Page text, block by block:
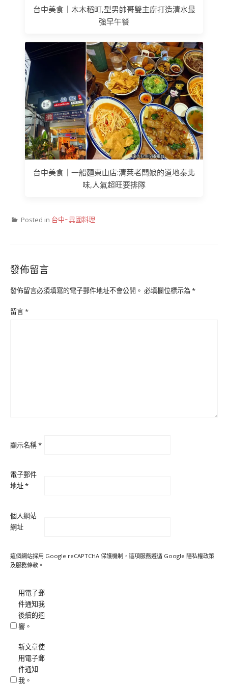
台中美食｜木木稻町,型男帥哥雙主廚打造清水最
強早午餐
台中美食｜一船麵東山店:清萊老闆娘的道地泰北
味,人氣超旺要排隊
Posted in 台中~異國料理
發佈留言
發佈留言必須填寫的電子郵件地址不會公開。 必填欄位標示為*
留言*
顯示名稱*
電子郵件
地址*
個人網站
網址
這個網站採用 Google reCAPTCHA 保護機制，這項服務遵循 Google 隱私權政策
及服務條款 。
用電子郵
件通知我
後續的迴
響。
新文章使
用電子郵
件通知
我。